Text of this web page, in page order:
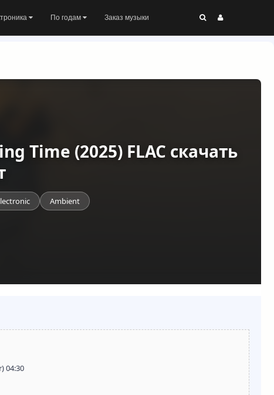
По годам Заказ музыки
Time (2025) FLAC скачать
Ambient
04:30